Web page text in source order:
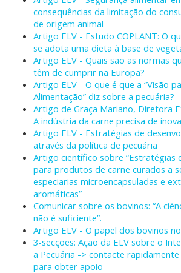
consequências da limitação do
de origem animal
Artigo ELV - Estudo COPLANT: O
se adota uma dieta à base de
Artigo ELV - Quais são as normas
têm de cumprir na Europa?
Artigo ELV - O que é que a “Visão
Alimentação” diz sobre a pecuária?
Artigo de Graça Mariano, Diretora
A indústria da carne precisa de
Artigo ELV - Estratégias de
através da política de pecuária
Artigo científico sobre “Estratégias
para produtos de carne curados a
especiarias microencapsuladas e
aromáticas”
Comunicar sobre os bovinos: “A
não é suficiente”.
Artigo ELV - O papel dos bovinos
3-secções: Ação da ELV sobre o
a Pecuária -> contacte
para obter apoio